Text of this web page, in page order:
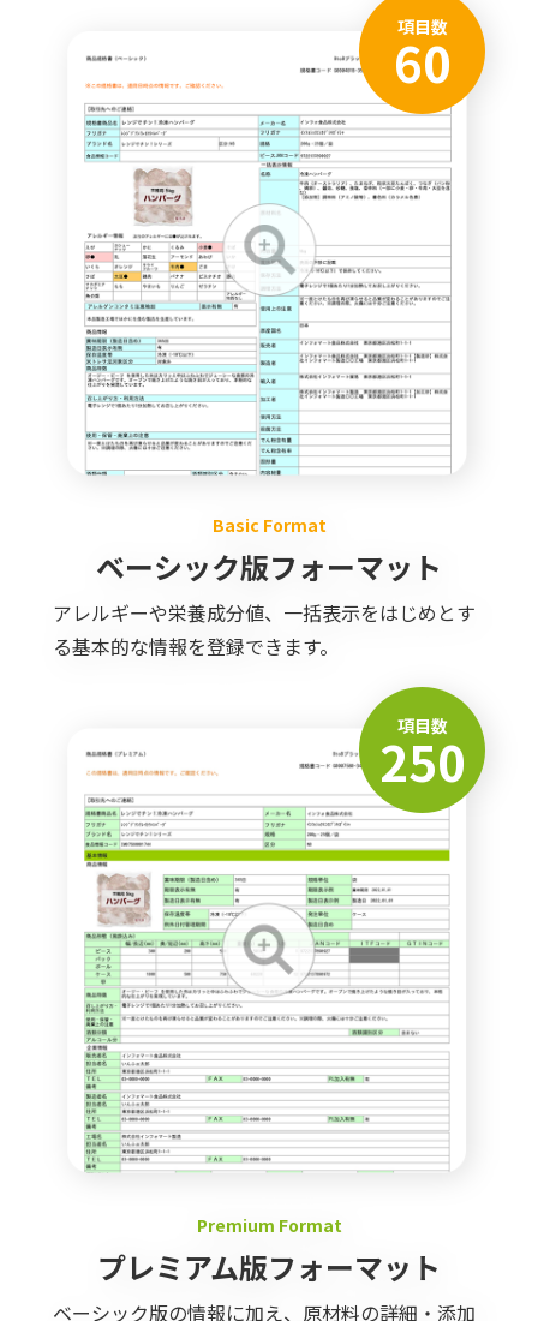
項目数
60
Basic Format
ベーシック版フォーマット
アレルギーや栄養成分値、一括表示をはじめとす
る基本的な情報を登録できます。
項目数
250
Premium Format
プレミアム版フォーマット
ベーシック版の情報に加え、原材料の詳細・添加